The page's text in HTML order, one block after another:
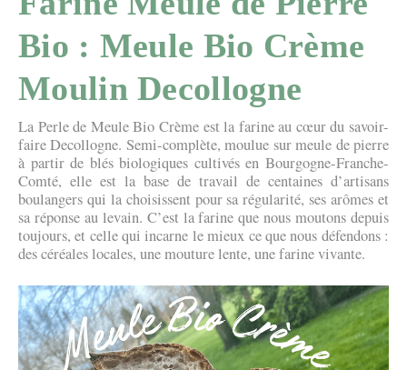
Bio : Meule Bio Crème
Moulin Decollogne
La Perle de Meule Bio Crème est la farine au cœur du savoir-
faire Decollogne. Semi-complète, moulue sur meule de pierre
à partir de blés biologiques cultivés en Bourgogne-Franche-
Comté, elle est la base de travail de centaines d’artisans
boulangers qui la choisissent pour sa régularité, ses arômes et
sa réponse au levain. C’est la farine que nous moutons depuis
toujours, et celle qui incarne le mieux ce que nous défendons :
des céréales locales, une mouture lente, une farine vivante.